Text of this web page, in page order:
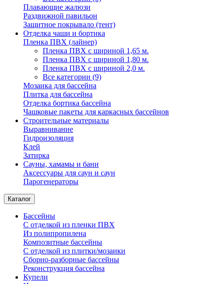
Плавающие жалюзи
Раздвижной павильон
Защитное покрывало (тент)
Отделка чаши и бортика
Пленка ПВХ (лайнер)
Пленка ПВХ с шириной 1,65 м.
Пленка ПВХ с шириной 1,80 м.
Пленка ПВХ с шириной 2,0 м.
Все категории (9)
Мозаика для бассейна
Плитка для бассейна
Отделка бортика бассейна
Чашковые пакеты для каркасных бассейнов
Строительные материалы
Выравнивание
Гидроизоляция
Клей
Затирка
Сауны, хамамы и бани
Аксессуары для саун и саун
Парогенераторы
Каталог
Бассейны
С отделкой из пленки ПВХ
Из полипропилена
Композитные бассейны
С отделкой из плитки/мозаики
Сборно-разборные бассейны
Реконструкция бассейна
Купели